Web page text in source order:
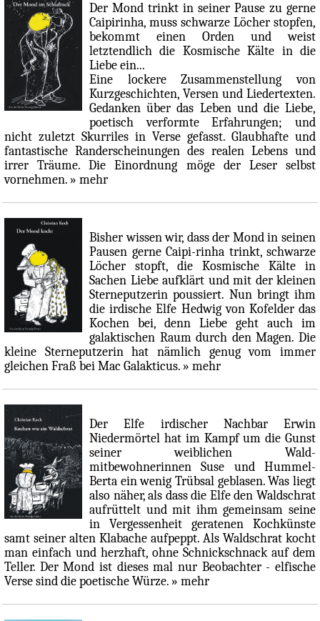
Der Mond trinkt in seiner Pause zu gerne
Caipirinha, muss schwarze Löcher stopfen,
bekommt einen Orden und weist
letztendlich die Kosmische Kälte in die
Liebe ein...
Eine lockere Zusammenstellung von
Kurzgeschichten, Versen und Liedertexten.
Gedanken über das Leben und die Liebe,
poetisch verformte Erfahrungen; und
nicht zuletzt Skurriles in Verse gefasst. Glaubhafte und
fantastische Randerscheinungen des realen Lebens und
irrer Träume. Die Einordnung möge der Leser selbst
vornehmen. » mehr
Bisher wissen wir, dass der Mond in seinen
Pausen gerne Caipi-rinha trinkt, schwarze
Löcher stopft, die Kosmische Kälte in
Sachen Liebe aufklärt und mit der kleinen
Sterneputzerin poussiert. Nun bringt ihm
die irdische Elfe Hedwig von Kofelder das
Kochen bei, denn Liebe geht auch im
galaktischen Raum durch den Magen. Die
kleine Sterneputzerin hat nämlich genug vom immer
gleichen Fraß bei Mac Galakticus. » mehr
Der Elfe irdischer Nachbar Erwin
Niedermörtel hat im Kampf um die Gunst
seiner weiblichen Wald-
mitbewohnerinnen Suse und Hummel-
Berta ein wenig Trübsal geblasen. Was liegt
also näher, als dass die Elfe den Waldschrat
aufrüttelt und mit ihm gemeinsam seine
in Vergessenheit geratenen Kochkünste
samt seiner alten Klabache aufpeppt. Als Waldschrat kocht
man einfach und herzhaft, ohne Schnickschnack auf dem
Teller. Der Mond ist dieses mal nur Beobachter - elfische
Verse sind die poetische Würze. » mehr